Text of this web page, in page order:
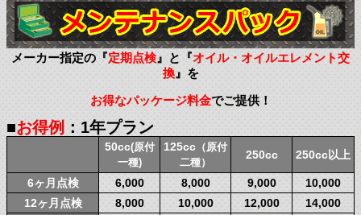
メーカー指定の『定期点検』と『オイル・オイルエレメント交
換』を
お得なパッケージ料金でご提供！
■お得例：1年プラン
50cc(原付
一種)
125cc （原付
二種）
250cc 250cc以上
6ヶ月点検 6,000 8,000 9,000
10,000
12ヶ月点検
8,000 10,000 12,000
14,000